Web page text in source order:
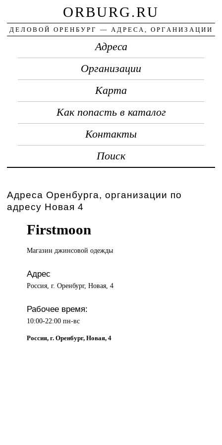
ORBURG.RU
ДЕЛОВОЙ ОРЕНБУРГ — АДРЕСА, ОРГАНИЗАЦИИ
Адреса
Организации
Карта
Как попасть в каталог
Контакты
Поиск
Адреса Оренбурга, организации по
адресу Новая 4
Firstmoon
Магазин джинсовойодежды
Адрес
Россия, г. Оренбург, Новая, 4
Рабочее время:
10:00-22:00 пн-вс
Россия, г. Оренбург, Новая, 4